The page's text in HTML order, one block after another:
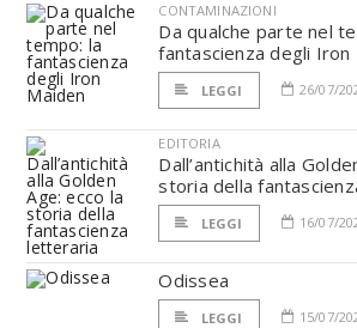
CONTAMINAZIONI
Da qualche parte nel
fantascienza degli Iron
LEGGI 26/07/
EDITORIA
Dall’antichità alla
storia della
LEGGI 16/07/
Odissea
LEGGI 15/07/